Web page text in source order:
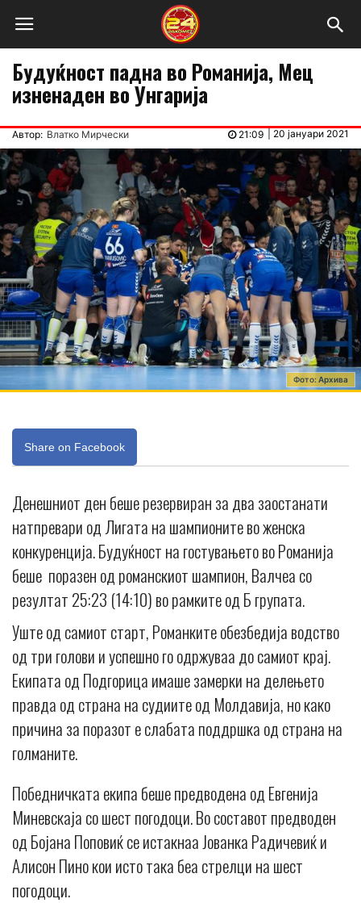
Будуќност падна во Романија, Мец
изненаден во Унгарија
Автор: Влатко Мирчески 20 јануари 2021
21:09
Фото: Архива
Share on Facebook
Денешниот ден беше резервиран за два заостанати
натпревари од Лигата на шампионите во женска
конкуренција. Будуќност на гостувањето во Романија
беше поразен од романскиот шампион, Валчеа со
резултат 25:23 (14:10) во рамките од Б групата.
Уште од самиот старт, Романките обезбедија водство
од три голови и успешно го одржуваа до самиот крај.
Екипата од Подгорица имаше замерки на делењето
правда од страна на судиите од Молдавија, но како
причина за поразот е слабата поддршка од страна на
голманите.
Победничката екипа беше предводена од Евгенија
Миневскаја со шест погодоци. Во составот предводен
од Бојана Поповиќ се истакнаа Јованка Радичевиќ и
Алисон Пино кои исто така беа стрелци на шест
погодоци.